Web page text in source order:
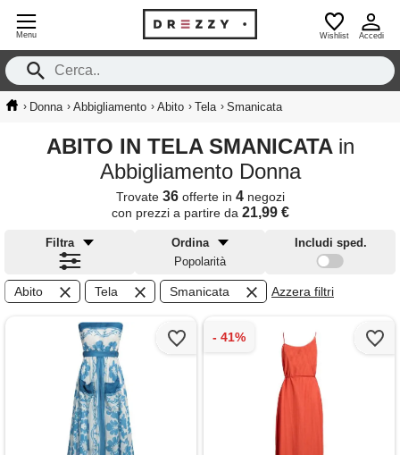
Menu Wishlist Accedi
› Donna › Abbigliamento › Abito › Tela › Smanicata
ABITO IN TELA SMANICATA in
Abbigliamento Donna
Trovate 36offerte in 4negozi
con prezzi a partire da 21,99 €
Filtra
Ordina
Popolarità
Includi sped.
Abito Tela Smanicata Azzera filtri